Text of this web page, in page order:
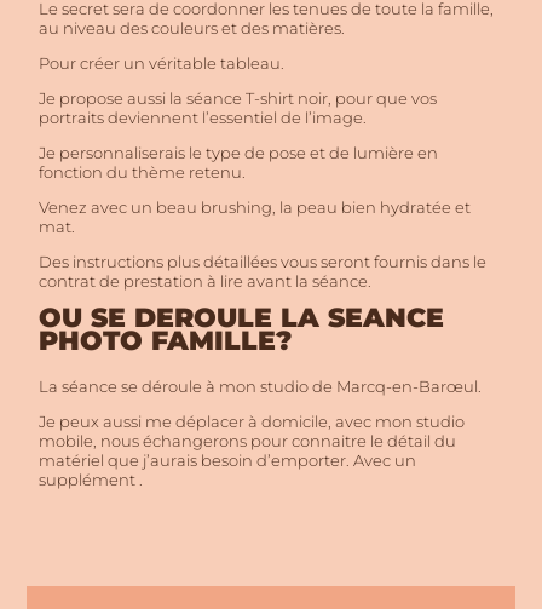
Le secret sera de coordonner les tenues de toute la famille,
au niveau des couleurs et des matières.
Pour créer un véritable tableau.
Je propose aussi la séance T-shirt noir, pour que vos
portraits deviennent l’essentiel de l’image.
Je personnaliserais le type de pose et de lumière en
fonction du thème retenu.
Venez avec un beau brushing, la peau bien hydratée et
mat.
Des instructions plus détaillées vous seront fournis dans le
contrat de prestation à lire avant la séance.
OU SE DEROULE LA SEANCE
PHOTO FAMILLE?
La séance se déroule à mon studio de Marcq-en-Barœul.
Je peux aussi me déplacer à domicile, avec mon studio
mobile, nous échangerons pour connaitre le détail du
matériel que j’aurais besoin d’emporter. Avec un
supplément .